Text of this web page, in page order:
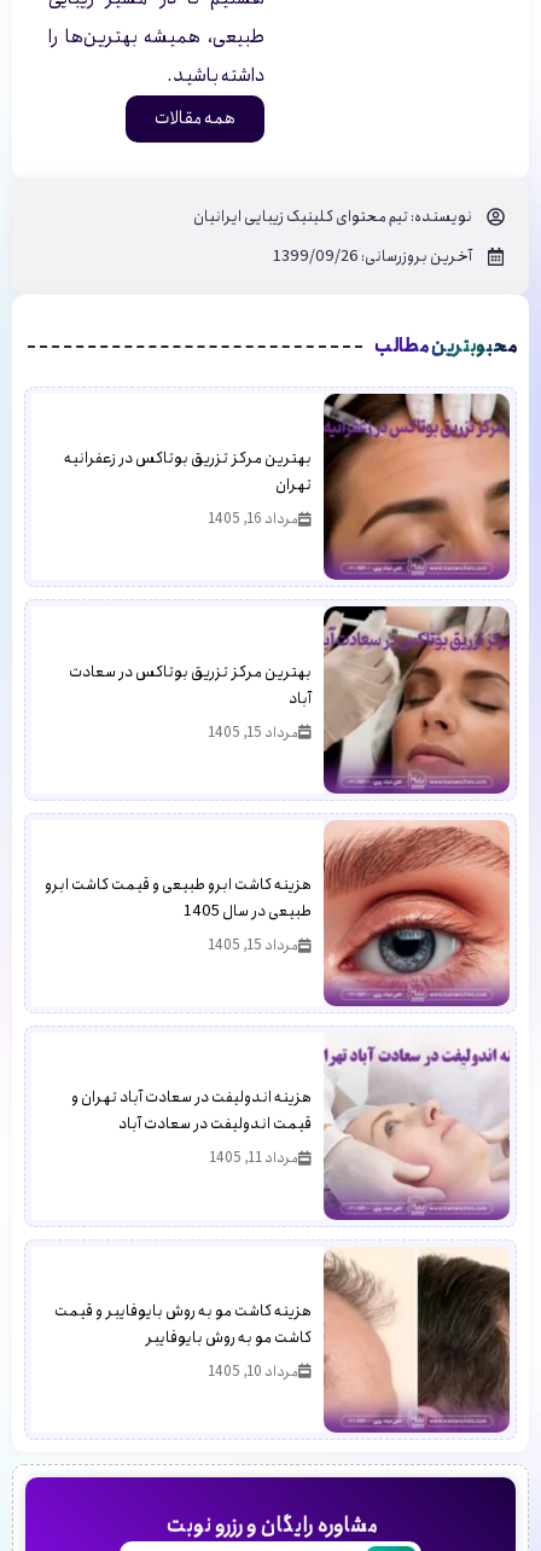
طبیعی، همیشه بهترین‌ها را
داشته باشید.
همه مقالات
نویسنده:تیم محتوای کلینیک زیبایی ایرانیان
آخرین بروزرسانی: 1399/09/26
محبوبترین مطالب
بهترین مرکز تزریق بوتاکس در زعفرانیه
تهران
مرداد 16, 1405
بهترین مرکز تزریق بوتاکس در سعادت
آباد
مرداد 15, 1405
هزینه کاشت ابرو طبیعی و قیمت کاشت ابرو
طبیعی در سال 1405
مرداد 15, 1405
هزینه اندولیفت در سعادت آباد تهران و
قیمت اندولیفت در سعادت آباد
مرداد 11, 1405
هزینه کاشت مو به روش بایوفایبر و قیمت
کاشت مو به روش بایوفایبر
مرداد 10, 1405
مشاوره رایگان و رزرو نوبت